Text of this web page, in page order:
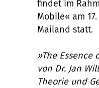
findet im
Mobile« am
Mailand statt.
»The Essence
von Dr. Jan
Theorie und